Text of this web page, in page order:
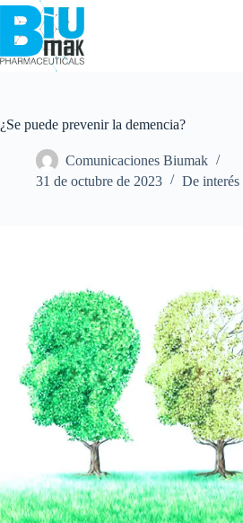
¿Se puede prevenir la demencia?
Comunicaciones Biumak
31 de octubre de 2023
De interés